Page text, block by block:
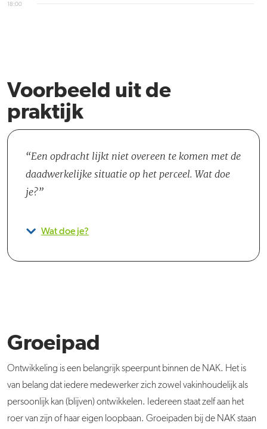
18:00
Voorbeeld uit de
praktijk
Een opdracht lijkt niet overeen te komen met de
daadwerkelijke situatie op het perceel. Wat doe
je?
Wat doe je?
Groeipad
Ontwikkeling is een belangrijk speerpunt binnen de NAK. Het is
van belang dat iedere medewerker zich zowel vakinhoudelijk als
persoonlijk kan (blijven) ontwikkelen. Iedereen staat zelf aan het
roer van zijn of haar eigen loopbaan. Groeipaden bij de NAK staan